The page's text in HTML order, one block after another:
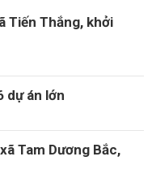
Tiến Thắng, khởi
dự án lớn
Tam Dương Bắc,